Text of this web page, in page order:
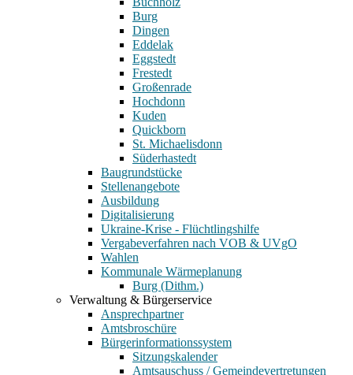
Burg
Dingen
Eddelak
Eggstedt
Frestedt
Großenrade
Hochdonn
Kuden
Quickborn
St. Michaelisdonn
Süderhastedt
Baugrundstücke
Stellenangebote
Ausbildung
Digitalisierung
Ukraine-Krise - Flüchtlingshilfe
Vergabeverfahren nach VOB & UVgO
Wahlen
Kommunale Wärmeplanung
Burg (Dithm.)
Verwaltung & Bürgerservice
Ansprechpartner
Amtsbroschüre
Bürgerinformationssystem
Sitzungskalender
Amtsauschuss / Gemeindevertretungen